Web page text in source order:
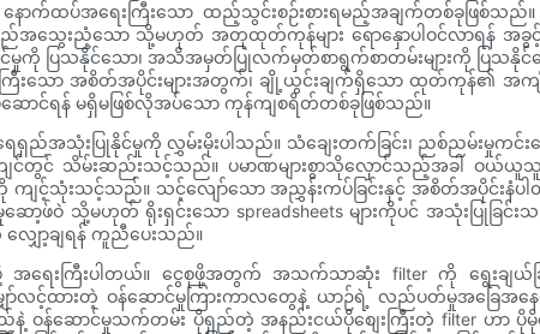
က်ထပ်အရေးကြီးသော ထည့်သွင်းစဉ်းစားရမည့်အချက်တစ်ခုဖြစ်သည်။
သွေးညံ့သော သို့မဟုတ် အတုထုတ်ကုန်များ ရောနှောပါဝင်လာရန် အခွင့်
ပြသနိုင်သော၊ အသိအမှတ်ပြုလက်မှတ်စာရွက်စာတမ်းများကို ပြသနိုင်သော
ြီးသော အစိတ်အပိုင်းများအတွက်၊ ချို့ယွင်းချက်ရှိသော ထုတ်ကုန်၏ အက
ာင်ရန် မရှိမဖြစ်လိုအပ်သော ကုန်ကျစရိတ်တစ်ခုဖြစ်သည်။
သုံးပြုနိုင်မှုကို လွှမ်းမိုးပါသည်။ သံချေးတက်ခြင်း၊ ညစ်ညမ်းမှုကင်းသေ
ကျင်တွင် သိမ်းဆည်းသင့်သည်။ ပမာဏများစွာသိုလှောင်သည့်အခါ ဝယ်ယူသူ
င့်သုံးသင့်သည်။ သင့်လျော်သော အညွှန်းကပ်ခြင်းနှင့် အစိတ်အပိုင်းနံပါတ်ခ
ော့ဖ်ဝဲ သို့မဟုတ် ရိုးရှင်းသော spreadsheets များကိုပင် အသုံးပြုခြ
လျှော့ချရန် ကူညီပေးသည်။
ကြီးပါတယ်။ ငွေစုဖို့အတွက် အသက်သာဆုံး filter ကို ရွေးချယ်ခြင်းဟ
ော်လင့်ထားတဲ့ ဝန်ဆောင်မှုကြားကာလတွေနဲ့ ယာဉ်ရဲ့ လည်ပတ်မှုအခြေအန
ဝန်ဆောင်မှုသက်တမ်း ပိုရှည်တဲ့ အနည်းငယ်ပိုစျေးကြီးတဲ့ filter ဟာ ပိုမို